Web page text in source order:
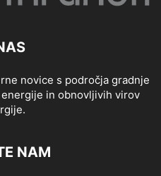
novice s področja gradnje
in obnovljivih virov
NAM